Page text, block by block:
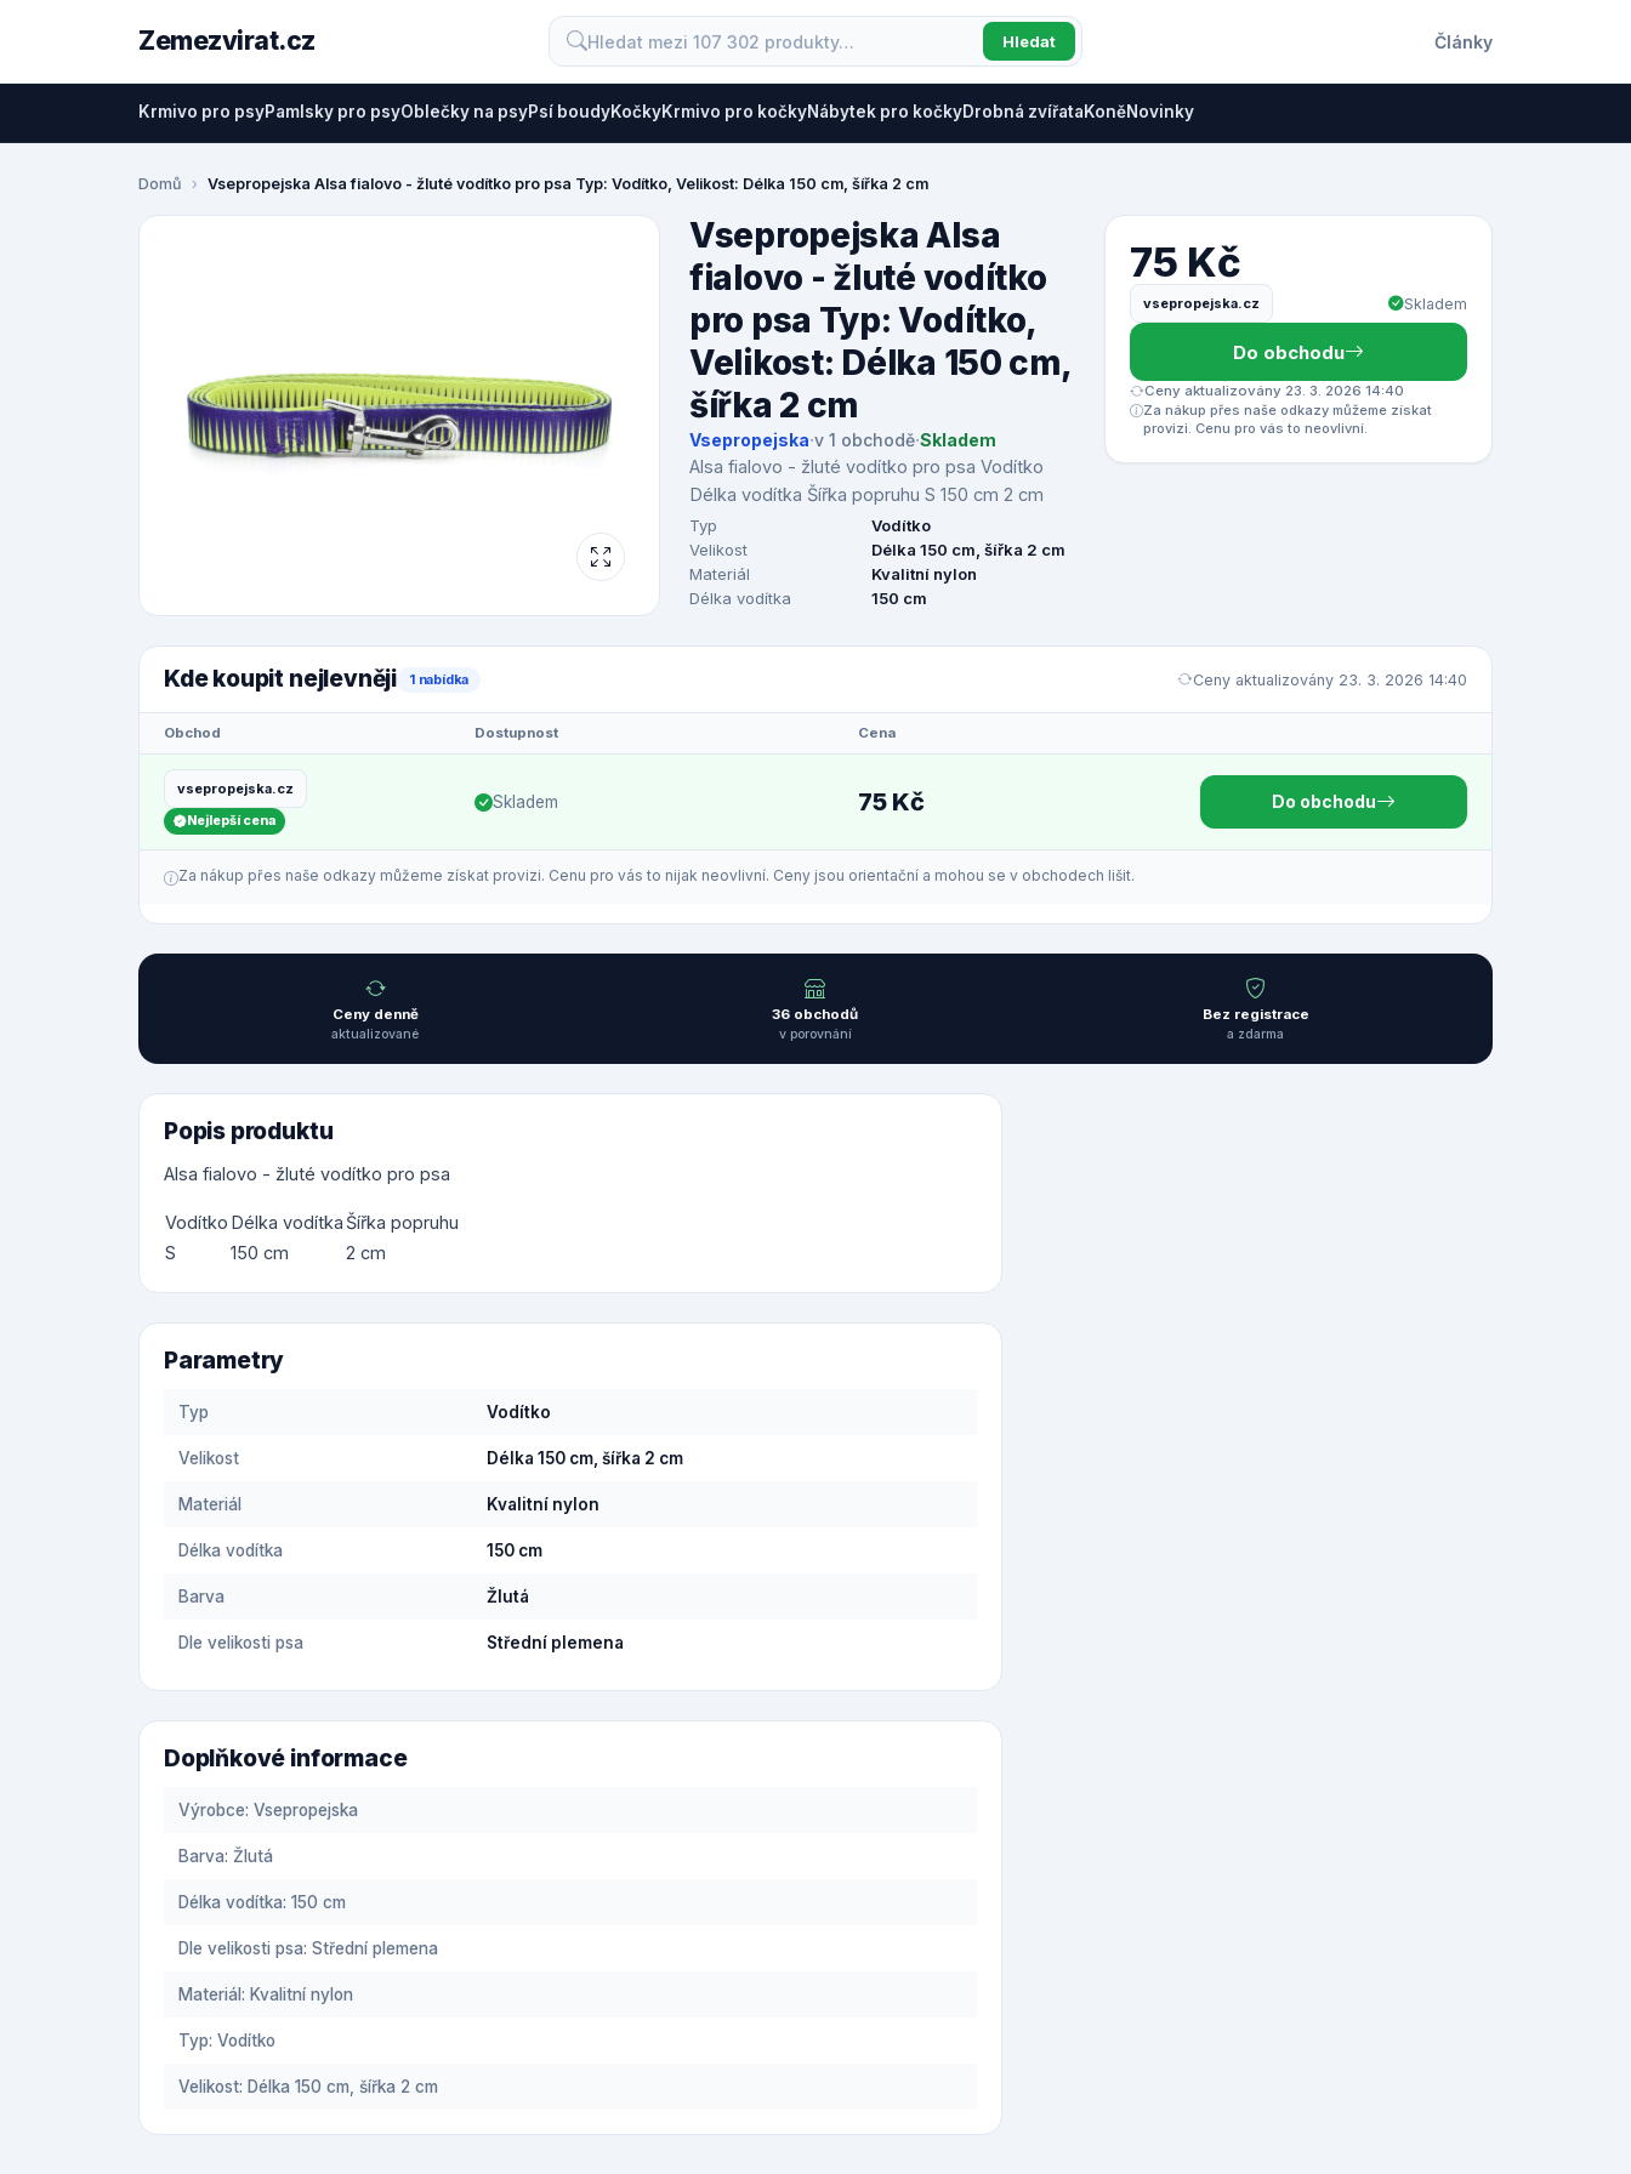
Zemezvirat.cz Hledat Články
Krmivo pro psyPamlsky pro psyOblečky na psyPsí boudyKočkyKrmivo pro kočkyNábytek pro kočkyDrobná zvířataKoněNovinky
Domů Vsepropejska Alsa fialovo - žluté vodítko pro psa Typ: Vodítko, Velikost: Délka 150 cm, šířka 2 cm
Vsepropejska Alsa
fialovo - žluté vodítko
pro psa Typ: Vodítko,
Velikost: Délka 150 cm,
šířka 2 cm
Vsepropejska·v 1 obchodě·Skladem
Alsa fialovo - žluté vodítko pro psa Vodítko
Délka vodítka Šířka popruhu S 150 cm 2 cm
Typ
Vodítko
Velikost
Délka 150 cm, šířka 2 cm
Materiál
Kvalitní nylon
Délka vodítka
150 cm
75 Kč
vsepropejska.cz Skladem
Do obchodu
Ceny aktualizovány 23. 3. 2026 14:40
Za nákup přes naše odkazy můžeme získat
provizi. Cenu pro vás to neovlivní.
Kde koupit nejlevněji 1 nabídka Ceny aktualizovány 23. 3. 2026 14:40
Obchod Dostupnost Cena
vsepropejska.cz
Nejlepší cena
Skladem 75 Kč Do obchodu
Za nákup přes naše odkazy můžeme získat provizi. Cenu pro vás to nijak neovlivní. Ceny jsou orientační a mohou se v obchodech lišit.
Ceny denně
aktualizované
36 obchodů
v porovnání
Bez registrace
a zdarma
Popis produktu
Alsa fialovo - žluté vodítko pro psa
Vodítko Délka vodítka Šířka popruhu
S
150 cm 2 cm
Parametry
Typ Vodítko
Velikost Délka 150 cm, šířka 2 cm
Materiál Kvalitní nylon
Délka vodítka 150 cm
Barva Žlutá
Dle velikosti psa Střední plemena
Doplňkové informace
Výrobce: Vsepropejska
Barva: Žlutá
Délka vodítka: 150 cm
Dle velikosti psa: Střední plemena
Materiál: Kvalitní nylon
Typ: Vodítko
Velikost: Délka 150 cm, šířka 2 cm